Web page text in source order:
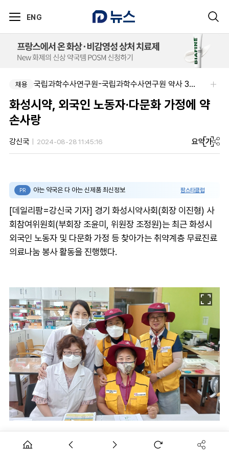
ENG
채용 국립과학수사연구원-국립과학수사연구원 약사 3명 채용
화성시약, 외국인 노동자·다문화 가정에 약
손사랑
강신국 2024-08-28 11:45:16 요약가
PR 아는 약국은 다 아는 신제품 최신정보 팜스타클럽
[데일리팜=강신국 기자] 경기 화성시약사회(회장 이진형) 사
회참여위원회(부회장 조윤미, 위원장 조정원)는 최근 화성시
외국인 노동자 및 다문화 가정 등 찾아가는 취약계층 무료진료
의료나눔 봉사 활동을 진행했다.
시약사회 사회참여위원회는 화성시 마도면 마도보건지소에서